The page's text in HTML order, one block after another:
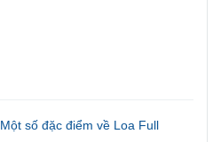
Một số đặc điểm về Loa Full